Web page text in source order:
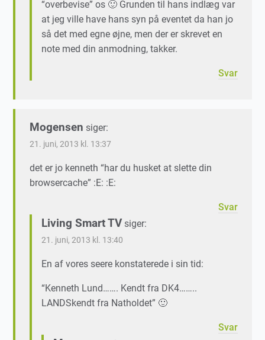
“overbevise” os 🙂 Grunden til hans indlæg var
at jeg ville have hans syn på eventet da han jo
så det med egne øjne, men der er skrevet en
note med din anmodning, takker.
Svar
Mogensen siger:
21. juni, 2013 kl. 13:37
det er jo kenneth “har du husket at slette din
browsercache” :E: :E:
Svar
Living Smart TV siger:
21. juni, 2013 kl. 13:40
En af vores seere konstaterede i sin tid:
“Kenneth Lund……. Kendt fra DK4……..
LANDSkendt fra Natholdet” 🙂
Svar